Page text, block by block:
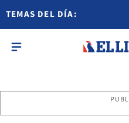
TEMAS DEL DÍA: